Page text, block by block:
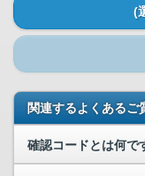
(
関連するよくあるご
確認コードとは何で